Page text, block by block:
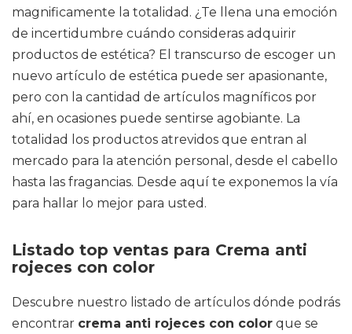
magnificamente la totalidad. ¿Te llena una emoción
de incertidumbre cuándo consideras adquirir
productos de estética? El transcurso de escoger un
nuevo artículo de estética puede ser apasionante,
pero con la cantidad de artículos magníficos por
ahí, en ocasiones puede sentirse agobiante. La
totalidad los productos atrevidos que entran al
mercado para la atención personal, desde el cabello
hasta las fragancias. Desde aquí te exponemos la vía
para hallar lo mejor para usted.
Listado top ventas para Crema anti
rojeces con color
Descubre nuestro listado de artículos dónde podrás
encontrar crema anti rojeces con color que se